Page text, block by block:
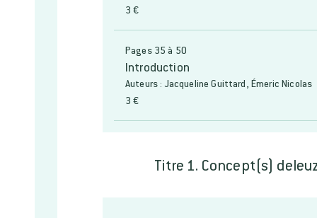
3 €
Pages 35 à 50
Introduction
Auteurs : Jacqueline Guittard, Émeric Nicolas
3 €
Titre 1. Concept(s)